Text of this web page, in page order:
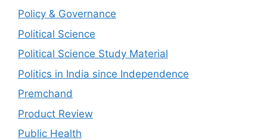
Policy & Governance
Political Science
Political Science Study Material
Politics in India since Independence
Premchand
Product Review
Public Health